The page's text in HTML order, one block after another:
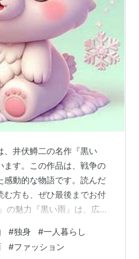
、井伏鱒二の名作『黒い
ます。この作品は、戦争の
感動的な物語です。読んだ
む方も、ぜひ最後までお付
の魅力『黒い雨』は、広島
場にいるかのような臨場
人公の矢須子とその家族
#独身 #一人暮らし
#ファッション